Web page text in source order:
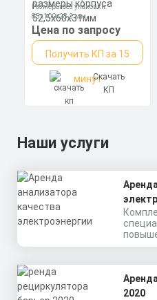
PG9, 0,5-2,5мм2,
полипропилен,
размеры корпуса
52,5х60х31мм
Размеры без упаковки:
85x100x28.3 мм
Степень пылевлагозащиты: IP67
Цена по запросу
Получить КП за 15
минутСкачать
КП
Наши услуги
2020